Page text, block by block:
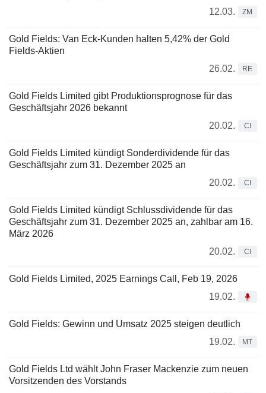
12.03.
ZM
Gold Fields: Van Eck-Kunden halten 5,42% der Gold
Fields-Aktien
26.02.
RE
Gold Fields Limited gibt Produktionsprognose für das
Geschäftsjahr 2026 bekannt
20.02.
CI
Gold Fields Limited kündigt Sonderdividende für das
Geschäftsjahr zum 31. Dezember 2025 an
20.02.
CI
Gold Fields Limited kündigt Schlussdividende für das
Geschäftsjahr zum 31. Dezember 2025 an, zahlbar am 16.
März 2026
20.02.
CI
Gold Fields Limited, 2025 Earnings Call, Feb 19, 2026
19.02.
Gold Fields: Gewinn und Umsatz 2025 steigen deutlich
19.02.
MT
Gold Fields Ltd wählt John Fraser Mackenzie zum neuen
Vorsitzenden des Vorstands